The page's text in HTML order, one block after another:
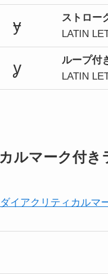
ɏ
ストロー
LATIN
ỿ
ループ付
LATIN
ルマーク付き
イアクリティカルマ